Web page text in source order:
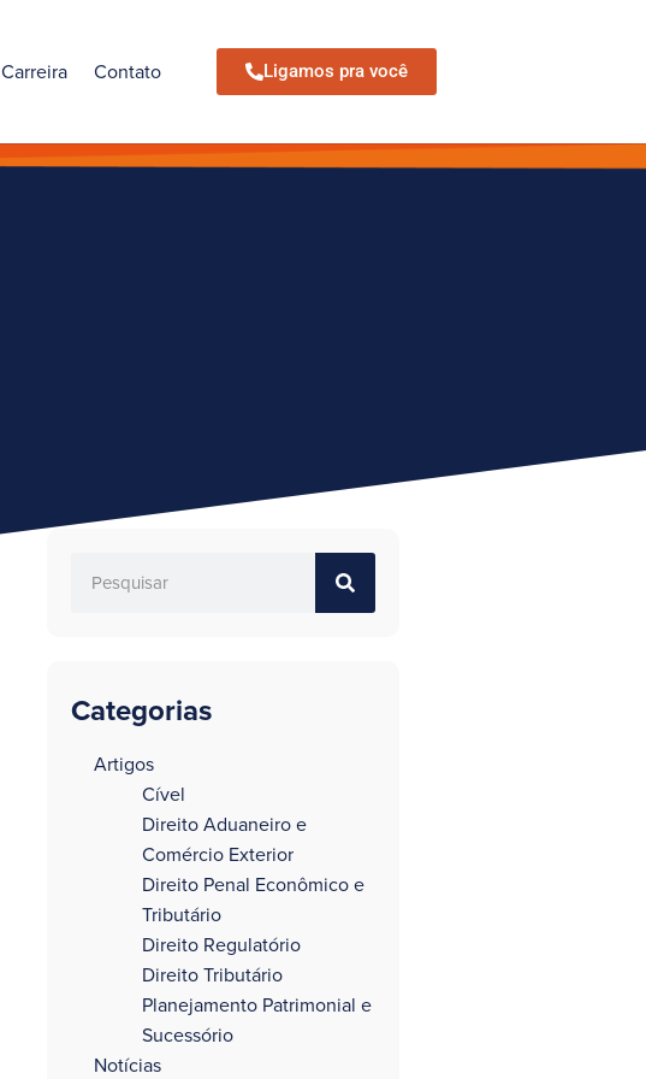
Carreira Contato Ligamos pra você
Categorias
Artigos
Cível
Direito Aduaneiro e
Comércio Exterior
Direito Penal Econômico e
Tributário
Direito Regulatório
Direito Tributário
Planejamento Patrimonial e
Sucessório
Notícias